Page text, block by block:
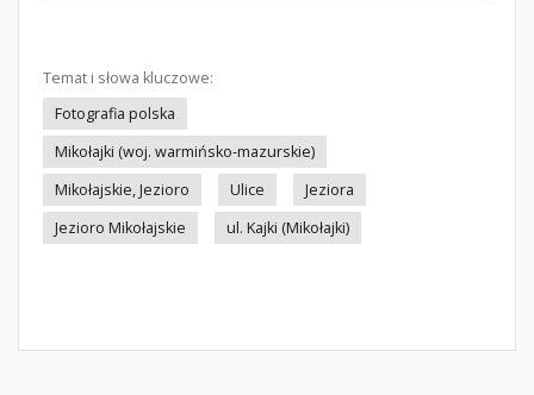
Temat i słowa kluczowe:
Fotografia polska
Mikołajki (woj. warmińsko-mazurskie)
Mikołajskie, Jezioro
Ulice
Jeziora
Jezioro Mikołajskie
ul. Kajki (Mikołajki)